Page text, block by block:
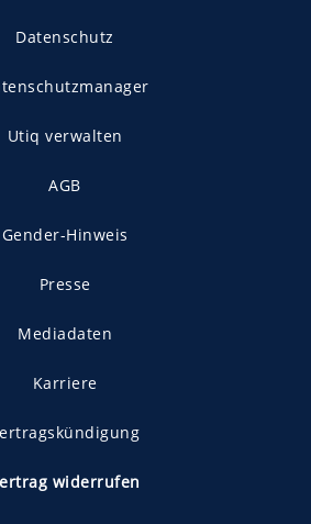
Datenschutz
Utiq verwalten
AGB
Gender-Hinweis
Presse
Mediadaten
Karriere
widerrufen